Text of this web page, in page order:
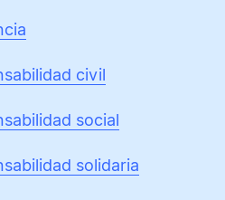
civil
social
solidaria